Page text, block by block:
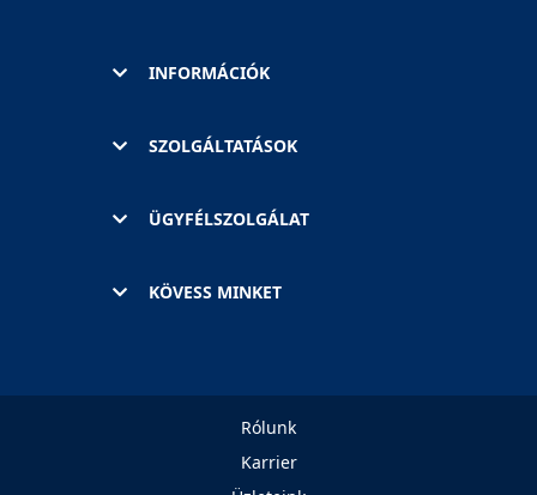
INFORMÁCIÓK
SZOLGÁLTATÁSOK
ÜGYFÉLSZOLGÁLAT
KÖVESS MINKET
Rólunk
Karrier